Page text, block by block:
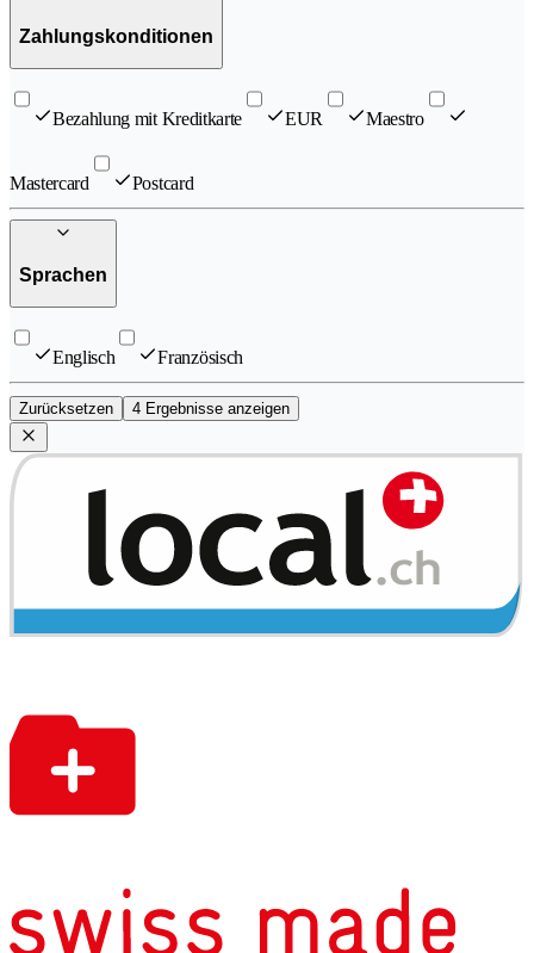
Zahlungskonditionen
Bezahlung mit Kreditkarte EUR Maestro
Mastercard Postcard
Sprachen
Englisch Französisch
Zurücksetzen 4 Ergebnisse anzeigen